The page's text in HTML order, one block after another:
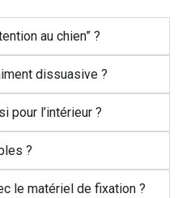
au chien” ?
dissuasive ?
pour l’intérieur ?
?
le matériel de fixation ?